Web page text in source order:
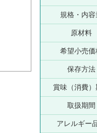
規格・内容
原材料
希望小売価
保存方法
賞味（消費）
取扱期間
アレルギー